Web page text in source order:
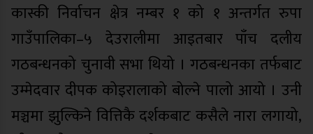
कास्की निर्वाचन क्षेत्र नम्बर १ को १ अन्तर्गत रुपा
गाउँपालिका–५ देउरालीमा आइतबार पाँच दलीय
गठबन्धनको चुनावी सभा थियो । गठबन्धनका तर्फबाट
उम्मेदवार दीपक कोइरालाको बोल्ने पालो आयो । उनी
मञ्चमा झुल्किने वित्तिकै दर्शकबाट कसैले नारा लगायो,